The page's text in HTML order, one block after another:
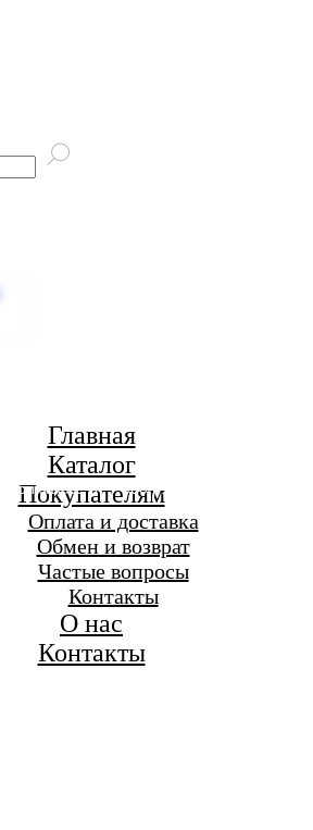
при заказе от 7 000 р.
Главная
Каталог
Покупателям
Оплата и доставка
Обмен и возврат
Частые вопросы
Контакты
О нас
Контакты